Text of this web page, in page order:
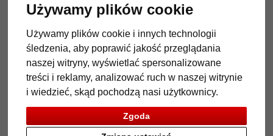
Używamy plików cookie
Używamy plików cookie i innych technologii
śledzenia, aby poprawić jakość przeglądania
naszej witryny, wyświetlać spersonalizowane
treści i reklamy, analizować ruch w naszej witrynie
i wiedzieć, skąd pochodzą nasi użytkownicy.
Zgoda